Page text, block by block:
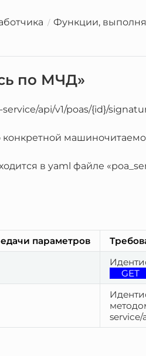
Функции,
по МЧД»
api/v1/poas/{id}/
конкретной
в yaml файле
параметров
GET
service/